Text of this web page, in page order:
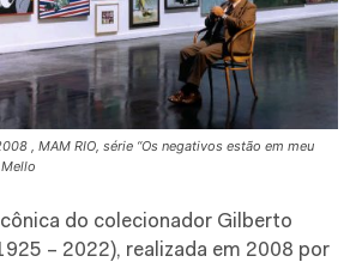
, MAM RIO, série “Os negativos estão em meu
do colecionador Gilberto
– 2022), realizada em 2008 por